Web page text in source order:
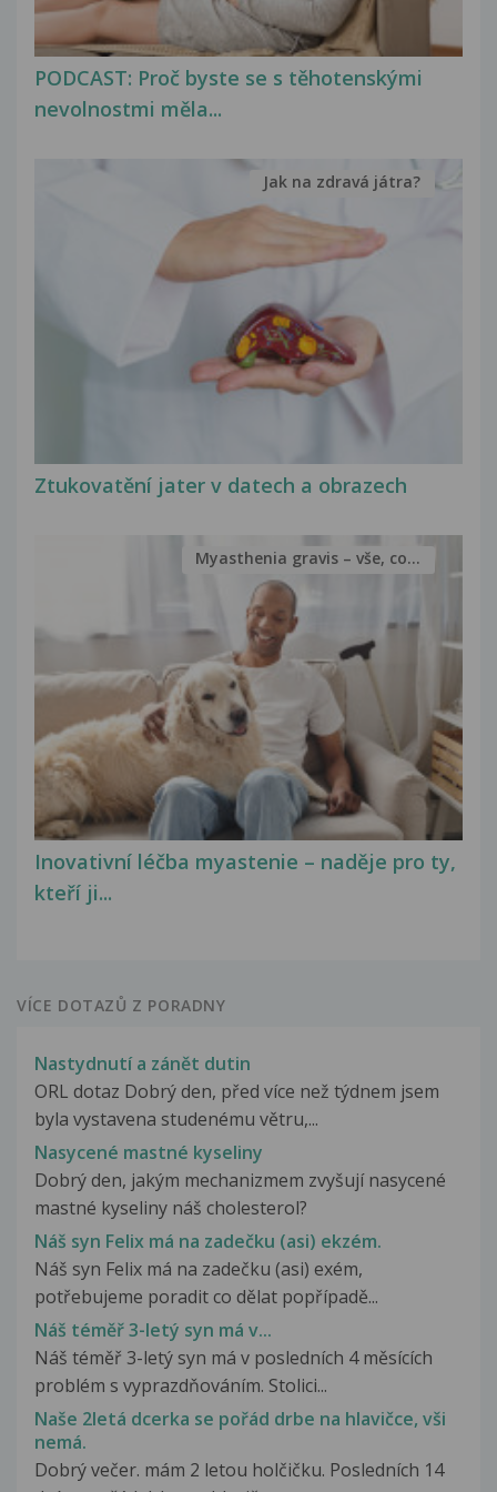
PODCAST: Proč byste se s těhotenskými
nevolnostmi měla...
Ztukovatění jater v datech a obrazech
Jak na zdravá játra?
Inovativní léčba myastenie – naděje pro ty,
kteří ji...
Myasthenia gravis – vše, co...
VÍCE DOTAZŮ Z PORADNY
Nastydnutí a zánět dutin
ORL dotaz Dobrý den, před více než týdnem jsem
byla vystavena studenému větru,...
Nasycené mastné kyseliny
Dobrý den, jakým mechanizmem zvyšují nasycené
mastné kyseliny náš cholesterol?
Náš syn Felix má na zadečku (asi) ekzém.
Náš syn Felix má na zadečku (asi) exém,
potřebujeme poradit co dělat popřípadě...
Náš téměř 3-letý syn má v...
Náš téměř 3-letý syn má v posledních 4 měsících
problém s vyprazdňováním. Stolici...
Naše 2letá dcerka se pořád drbe na hlavičce, vši
nemá.
Dobrý večer. mám 2 letou holčičku. Posledních 14